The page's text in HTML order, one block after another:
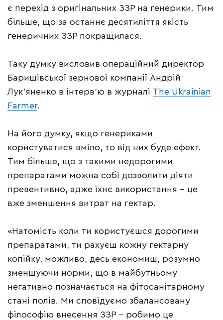
є перехід з оригінальних ЗЗР на генерики. Тим
більше, що за останнє десятиліття якість
генеричних ЗЗР покращилася.
Таку думку висловив операційний директор
Баришівської зернової компанії Андрій
Лук’яненко в інтерв’ю в журналі The Ukrainian
Farmer.
На його думку, якщо генериками
користуватися вміло, то від них буде ефект.
Тим більше, що з такими недорогими
препаратами можна собі дозволити діяти
превентивно, адже їхнє використання – це
вже зменшення витрат на гектар.
«Натомість коли ти користуєшся дорогими
препаратами, ти рахуєш кожну гектарну
копійку, можливо, десь економиш, розумно
зменшуючи норми, що в майбутньому
негативно позначається на фітосанітарному
стані полів. Ми сповідуємо збалансовану
філософію внесення ЗЗР – робимо це